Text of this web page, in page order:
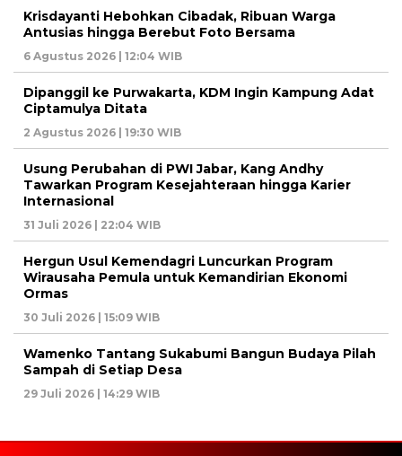
Krisdayanti Hebohkan Cibadak, Ribuan Warga
Antusias hingga Berebut Foto Bersama
6 Agustus 2026 | 12:04 WIB
Dipanggil ke Purwakarta, KDM Ingin Kampung Adat
Ciptamulya Ditata
2 Agustus 2026 | 19:30 WIB
Usung Perubahan di PWI Jabar, Kang Andhy
Tawarkan Program Kesejahteraan hingga Karier
Internasional
31 Juli 2026 | 22:04 WIB
Hergun Usul Kemendagri Luncurkan Program
Wirausaha Pemula untuk Kemandirian Ekonomi
Ormas
30 Juli 2026 | 15:09 WIB
Wamenko Tantang Sukabumi Bangun Budaya Pilah
Sampah di Setiap Desa
29 Juli 2026 | 14:29 WIB